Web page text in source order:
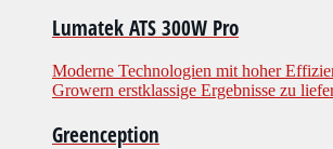
Lumatek ATS 300W Pro
Moderne Technologien mit hoher
Growern erstklassige Ergebnisse zu
Greenception